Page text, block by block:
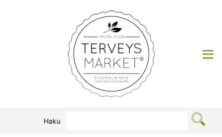
Terveysmarket
Haku